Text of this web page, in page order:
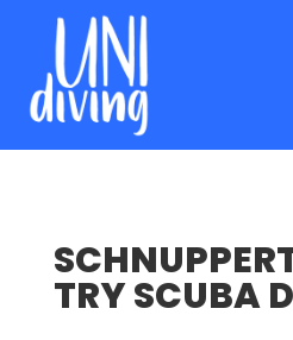
TRY SCUBA